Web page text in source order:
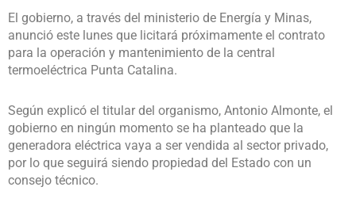
El gobierno, a través del ministerio de Energía y Minas,
anunció este lunes que licitará próximamente el contrato
para la operación y mantenimiento de la central
termoeléctrica Punta Catalina.
Según explicó el titular del organismo, Antonio Almonte, el
gobierno en ningún momento se ha planteado que la
generadora eléctrica vaya a ser vendida al sector privado,
por lo que seguirá siendo propiedad del Estado con un
consejo técnico.